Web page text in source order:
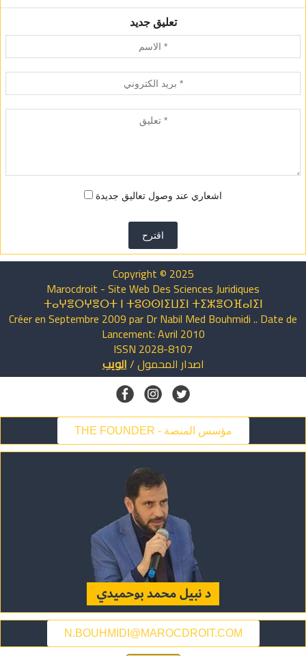
تعليق جديد
اشعاري عند وصول تعاليق جديدة
اقترح
Copyright © 2025
Marocdroit - Site Web Des Sciences Juridiques
ⵜⴰⵖⴻⵔⵖⴻⵔⵜ ⵏ ⵜⵓⵙⵙⵏⵉⵡⵉⵏ ⵜⵉⵣⴻⵔⴼⴰⵏⵉⵏ
Créer en Septembre 2009 par Dr Nabil Med Bouhmidi .. Date de
Lancement: Avril 2010
ISSN 2028-8107
اصدار المحمول/الويب
THE FOUNDER - مؤسس المنصة
N.BOUHMIDI@MAROCDROIT.COM